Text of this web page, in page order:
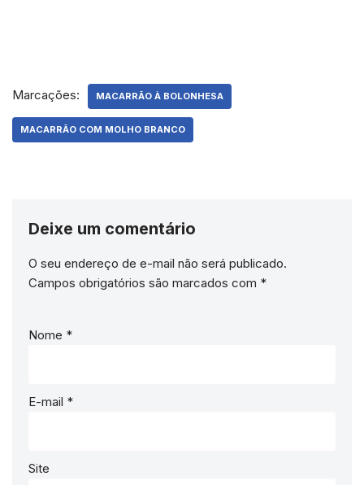
Marcações: MACARRÃO À BOLONHESA
MACARRÃO COM MOLHO BRANCO
Deixe um comentário
O seu endereço de e-mail não será publicado.
Campos obrigatórios são marcados com *
Nome *
E-mail *
Site